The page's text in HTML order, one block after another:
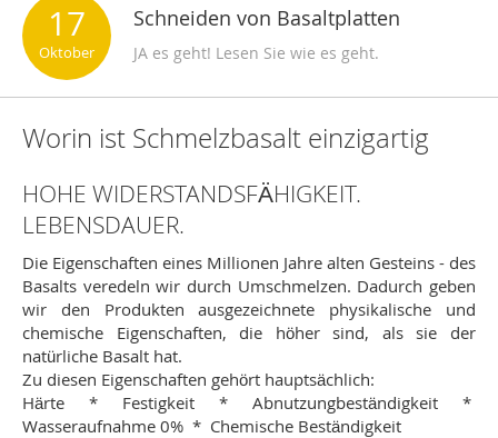
17
Oktober
Schneiden von Basaltplatten
JA es geht! Lesen Sie wie es geht.
Worin ist Schmelzbasalt einzigartig
HOHE WIDERSTANDSFÄHIGKEIT.
LEBENSDAUER.
Die Eigenschaften eines Millionen Jahre alten Gesteins - des
Basalts veredeln wir durch Umschmelzen. Dadurch geben
wir den Produkten ausgezeichnete physikalische und
chemische Eigenschaften, die höher sind, als sie der
natürliche Basalt hat.
Zu diesen Eigenschaften gehört hauptsächlich:
Härte * Festigkeit * Abnutzungbeständigkeit *
Wasseraufnahme 0% * Chemische Beständigkeit